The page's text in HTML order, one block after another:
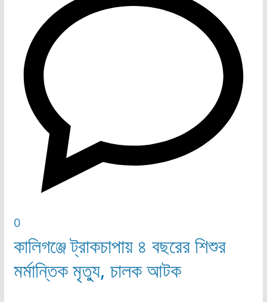
0
কালিগঞ্জে ট্রাকচাপায় ৪ বছরের শিশুর
মর্মান্তিক মৃত্যু, চালক আটক